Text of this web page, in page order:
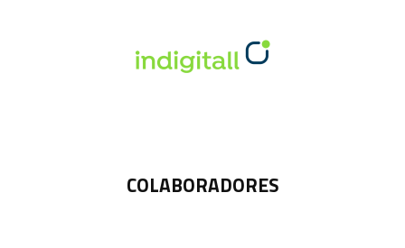
COLABORADORES